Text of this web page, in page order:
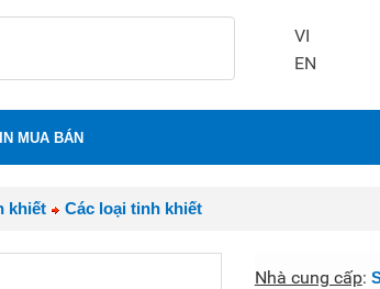
VI
EN
MUA BÁN
khiết Các loại tinh khiết
Nhà cung cấp: